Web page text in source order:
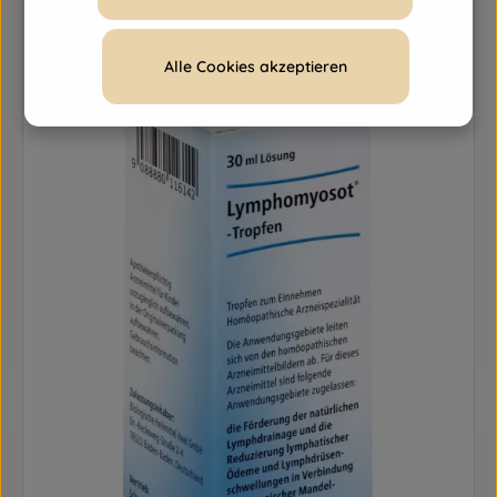
Alle Cookies akzeptieren